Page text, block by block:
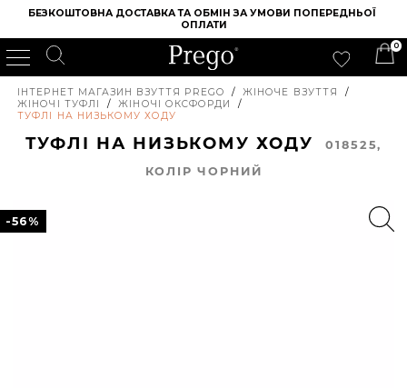
БЕЗКОШТОВНА ДОСТАВКА ТА ОБМІН ЗА УМОВИ ПОПЕРЕДНЬОЇ
ОПЛАТИ
0
ІНТЕРНЕТ МАГАЗИН ВЗУТТЯ PREGO / ЖІНОЧЕ ВЗУТТЯ
/
ЖІНОЧІ ТУФЛІ
/ ЖІНОЧІ ОКСФОРДИ
/
ТУФЛІ НА НИЗЬКОМУ ХОДУ
ТУФЛІ НА НИЗЬКОМУ ХОДУ018525,
КОЛIР ЧОРНИЙ
-56%